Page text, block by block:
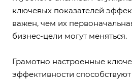
ключевых показателей
важен, чем их
бизнес-цели могут меняться.
Грамотно настроенные
эффективности